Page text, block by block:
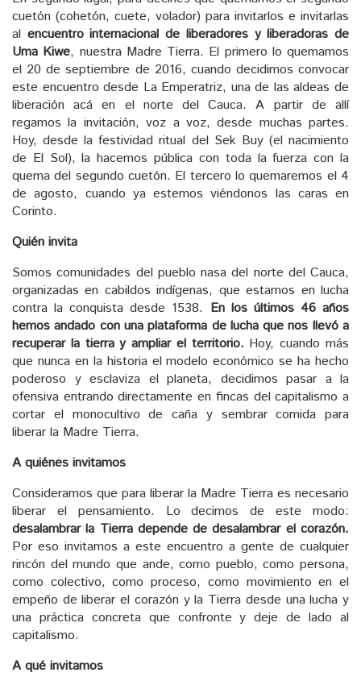
cuetón (cohetón, cuete, volador) para invitarlos e invitarlas
al encuentro internacional de liberadores y liberadoras de
Uma Kiwe, nuestra Madre Tierra. El primero lo quemamos
el 20 de septiembre de 2016, cuando decidimos convocar
este encuentro desde La Emperatriz, una de las aldeas de
liberación acá en el norte del Cauca. A partir de allí
regamos la invitación, voz a voz, desde muchas partes.
Hoy, desde la festividad ritual del Sek Buy (el nacimiento
de El Sol), la hacemos pública con toda la fuerza con la
quema del segundo cuetón. El tercero lo quemaremos el 4
de agosto, cuando ya estemos viéndonos las caras en
Corinto.
Quién invita
Somos comunidades del pueblo nasa del norte del Cauca,
organizadas en cabildos indígenas, que estamos en lucha
contra la conquista desde 1538. En los últimos 46 años
hemos andado con una plataforma de lucha que nos llevó a
recuperar la tierra y ampliar el territorio. Hoy, cuando más
que nunca en la historia el modelo económico se ha hecho
poderoso y esclaviza el planeta, decidimos pasar a la
ofensiva entrando directamente en fincas del capitalismo a
cortar el monocultivo de caña y sembrar comida para
liberar la Madre Tierra.
A quiénes invitamos
Consideramos que para liberar la Madre Tierra es necesario
liberar el pensamiento. Lo decimos de este modo:
desalambrar la Tierra depende de desalambrar el corazón.
Por eso invitamos a este encuentro a gente de cualquier
rincón del mundo que ande, como pueblo, como persona,
como colectivo, como proceso, como movimiento en el
empeño de liberar el corazón y la Tierra desde una lucha y
una práctica concreta que confronte y deje de lado al
capitalismo.
A qué invitamos